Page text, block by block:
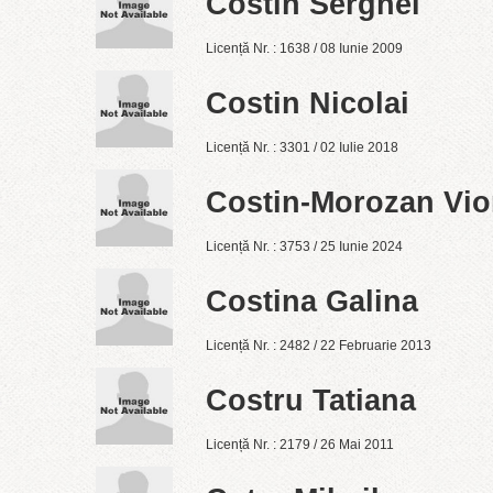
Licență Nr. : 1638 / 08 Iunie 2009
Costin Nicolai
Licență Nr. : 3301 / 02 Iulie 2018
Costin-Morozan
Licență Nr. : 3753 / 25 Iunie 2024
Costina Galina
Licență Nr. : 2482 / 22 Februarie 2013
Costru Tatiana
Licență Nr. : 2179 / 26 Mai 2011